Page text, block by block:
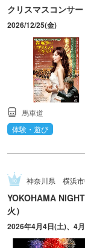
クリスマスコンサ
2026/12/25(金)
馬車道
体験・遊び
神奈川県 横浜
YOKOHAMA
火）